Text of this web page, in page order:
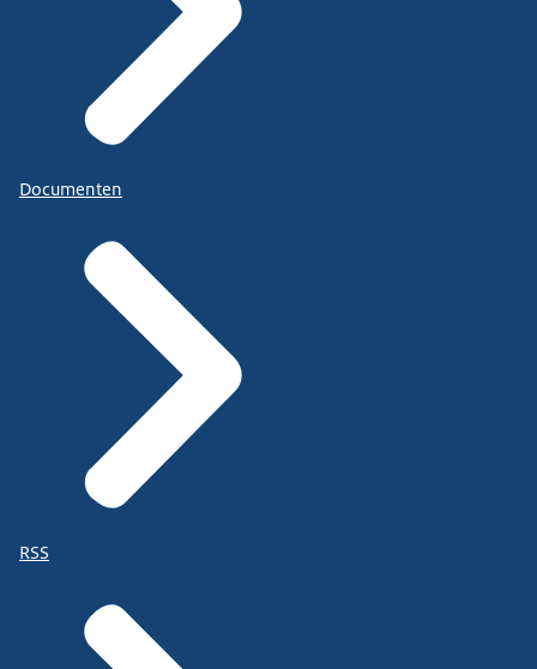
Documenten
RSS